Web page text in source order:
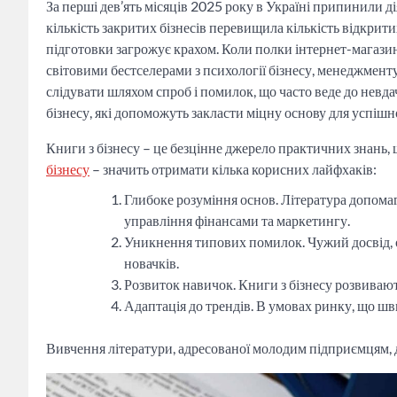
За перші дев’ять місяців 2025 року в Україні припинили
кількість закритих бізнесів перевищила кількість
підготовки загрожує крахом. Коли полки інтернет-
світовими бестселерами з психології бізнесу,
слідувати шляхом спроб і помилок, що часто веде до
бізнесу, які допоможуть закласти міцну основу для
Книги з бізнесу – це безцінне джерело практичних
бізнесу – значить отримати кілька корисних лайфхаків:
Глибоке розуміння основ. Література
управління фінансами та маркетингу.
Уникнення типових помилок. Чужий досвід,
новачків.
Розвиток навичок. Книги з бізнесу
Адаптація до трендів. В умовах ринку, що
Вивчення літератури, адресованої молодим підприємцям,